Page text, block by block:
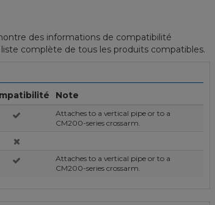
des informations de compatibilité
complète de tous les produits compatibles.
Note
Attaches to a vertical pipe or to a
CM200-series crossarm.
Attaches to a vertical pipe or to a
CM200-series crossarm.